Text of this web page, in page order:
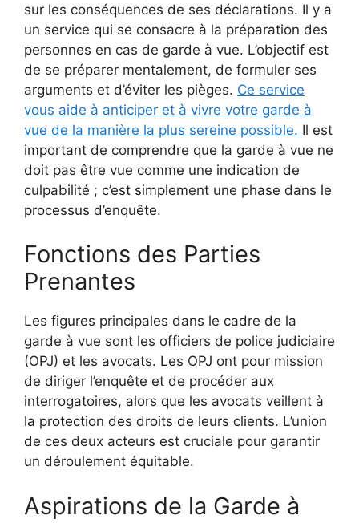
sur les conséquences de ses déclarations. Il y a
un service qui se consacre à la préparation des
personnes en cas de garde à vue. L’objectif est
de se préparer mentalement, de formuler ses
arguments et d’éviter les pièges. Ce service
vous aide à anticiper et à vivre votre garde à
vue de la manière la plus sereine possible. Il est
important de comprendre que la garde à vue ne
doit pas être vue comme une indication de
culpabilité ; c’est simplement une phase dans le
processus d’enquête.
Fonctions des Parties
Prenantes
Les figures principales dans le cadre de la
garde à vue sont les officiers de police judiciaire
(OPJ) et les avocats. Les OPJ ont pour mission
de diriger l’enquête et de procéder aux
interrogatoires, alors que les avocats veillent à
la protection des droits de leurs clients. L’union
de ces deux acteurs est cruciale pour garantir
un déroulement équitable.
Aspirations de la Garde à